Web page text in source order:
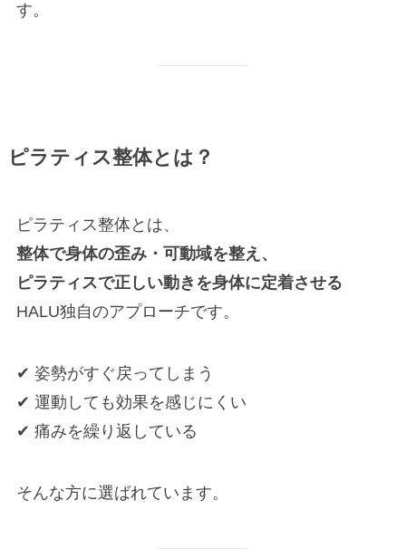
す。
ピラティス整体とは？
ピラティス整体とは、
整体で身体の歪み・可動域を整え、
ピラティスで正しい動きを身体に定着させる
HALU独自のアプローチです。
✔ 姿勢がすぐ戻ってしまう
✔ 運動しても効果を感じにくい
✔ 痛みを繰り返している
そんな方に選ばれています。